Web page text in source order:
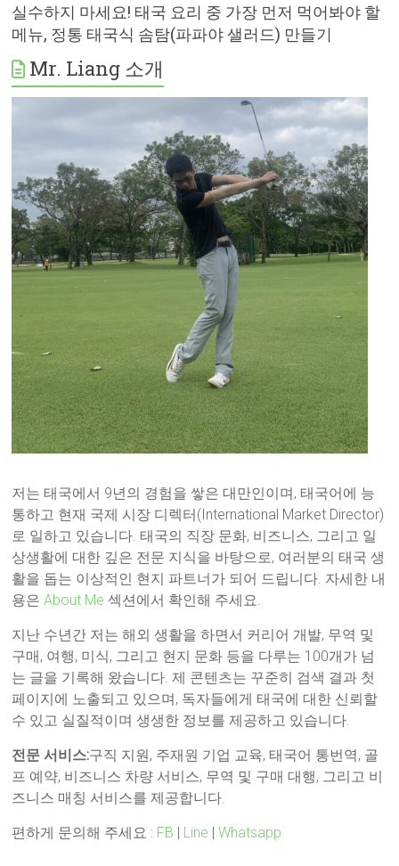
실수하지 마세요! 태국 요리 중 가장 먼저 먹어봐야 할
메뉴, 정통 태국식 솜탐(파파야 샐러드) 만들기
Mr. Liang 소개
저는 태국에서 9년의 경험을 쌓은 대만인이며, 태국어에 능
통하고 현재 국제 시장 디렉터(International Market Director)
로 일하고 있습니다. 태국의 직장 문화, 비즈니스, 그리고 일
상생활에 대한 깊은 전문 지식을 바탕으로, 여러분의 태국 생
활을 돕는 이상적인 현지 파트너가 되어 드립니다. 자세한 내
용은About Me 섹션에서 확인해 주세요.
지난 수년간 저는 해외 생활을 하면서 커리어 개발, 무역 및
구매, 여행, 미식, 그리고 현지 문화 등을 다루는 100개가 넘
는 글을 기록해 왔습니다. 제 콘텐츠는 꾸준히 검색 결과 첫
페이지에 노출되고 있으며, 독자들에게 태국에 대한 신뢰할
수 있고 실질적이며 생생한 정보를 제공하고 있습니다.
전문 서비스:구직 지원, 주재원 기업 교육, 태국어 통번역, 골
프 예약, 비즈니스 차량 서비스, 무역 및 구매 대행, 그리고 비
즈니스 매칭 서비스를 제공합니다.
편하게 문의해 주세요 : FB Line |Whatsapp